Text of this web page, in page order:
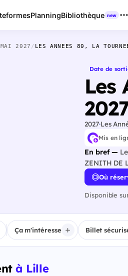
PlanningBibliothèque new
MAI 2027 / LES ANNEES 80, LA
Date de
Les
2027Les
Mis en
En bref —
ZENITH DE
Où
Disponible
Ça m'intéresse Billet
à Lille